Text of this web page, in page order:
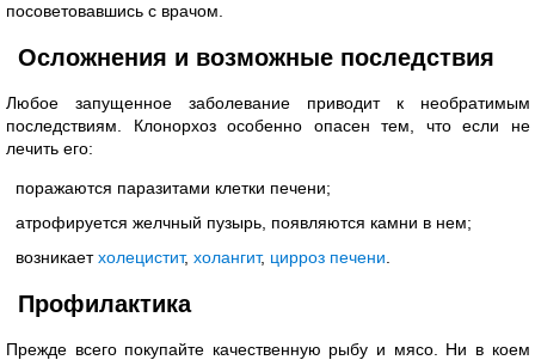
посоветовавшись с врачом.
Осложнения и возможные последствия
Любое запущенное заболевание приводит к необратимым
последствиям. Клонорхоз особенно опасен тем, что если не
лечить его:
поражаются паразитами клетки печени;
атрофируется желчный пузырь, появляются камни в нем;
возникаетхолецистит, холангит, цирроз печени
Профилактика
Прежде всего покупайте качественную рыбу и мясо. Ни в коем